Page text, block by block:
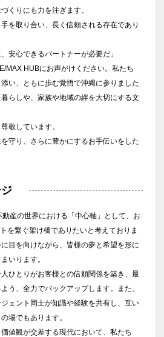
くりにも力を注ぎます。
を取り合い、長く信頼される存在であり
安心できるパートナーが必要だ」
MAX HUBにお声がけください。私たち
い、ともに歩む覚悟で沖縄に参りました
らしや、家族や地域の絆を大切にする文
敬しています。
守り、さらに豊かにするお手伝いをした
産の世界における「中心軸」として、お
を繋ぐ架け橋でありたいと考えておりま
目を向けながら、皆様の夢と希望を形に
いります。
ひとりがお客様との信頼関係を築き、最
う、全力でバックアップします。また、
ェント同士が知識や経験を共有し、互い
場でもあります。
値観が交差する現代において、私たち